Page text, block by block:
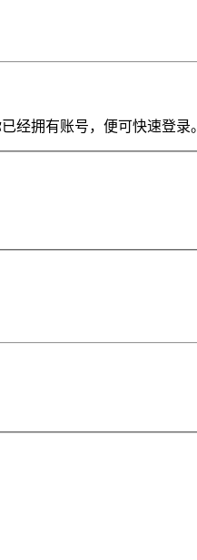
经拥有账号，便可快速登录。